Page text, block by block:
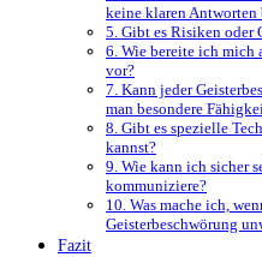
keine klaren Antworten
5. ‍Gibt es Risiken oder
6. Wie bereite ich ‌mich
vor?
7. Kann jeder
man besondere
8. ⁤Gibt es ⁣spezielle
kannst?
9. Wie kann ich ‌sicher
kommuniziere?
10. Was mache ⁤ich,
‍Geisterbeschwörung
Fazit